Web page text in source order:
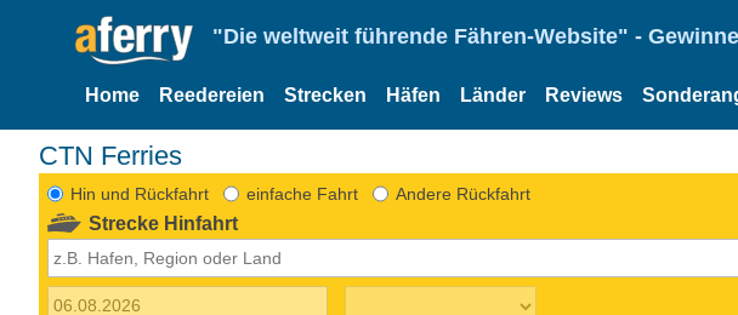
"Die weltweit führende Fähren-Website" -
Home Reedereien Strecken Häfen Länder Reviews
CTN Ferries
Hin und Rückfahrt einfache Fahrt Andere Rückfahrt
Strecke Hinfahrt